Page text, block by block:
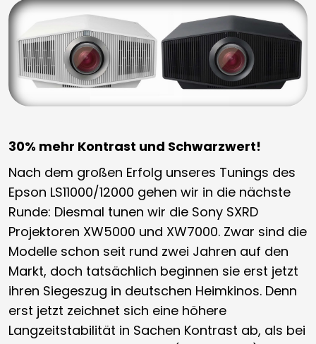
30% mehr Kontrast und Schwarzwert!
Nach dem großen Erfolg unseres Tunings des
Epson LS11000/12000 gehen wir in die nächste
Runde: Diesmal tunen wir die Sony SXRD
Projektoren XW5000 und XW7000. Zwar sind die
Modelle schon seit rund zwei Jahren auf den
Markt, doch tatsächlich beginnen sie erst jetzt
ihren Siegeszug in deutschen Heimkinos. Denn
erst jetzt zeichnet sich eine höhere
Langzeitstabilität in Sachen Kontrast ab, als bei